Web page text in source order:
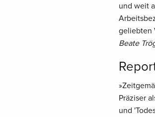
und weit
geliebten
Beate
Präziser
und